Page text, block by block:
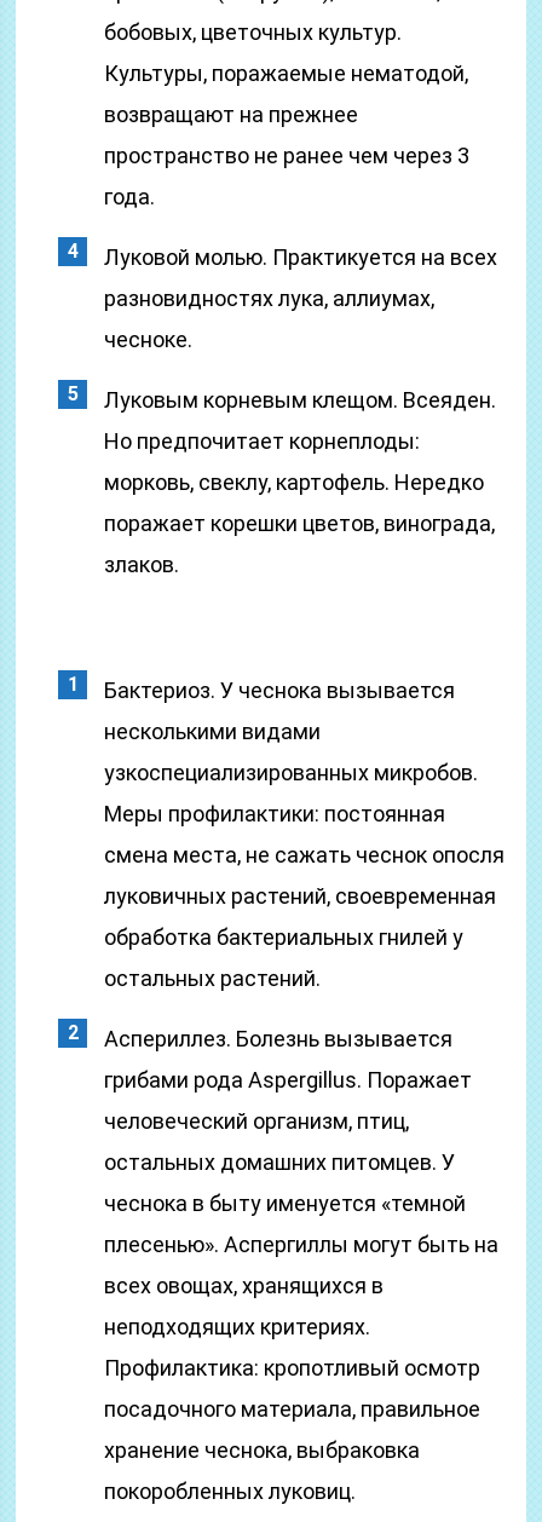
бобовых, цветочных культур.
Культуры, поражаемые нематодой,
возвращают на прежнее
пространство не ранее чем через 3
года.
Луковой молью. Практикуется на всех
разновидностях лука, аллиумах,
чесноке.
Луковым корневым клещом. Всеяден.
Но предпочитает корнеплоды:
морковь, свеклу, картофель. Нередко
поражает корешки цветов, винограда,
злаков.
Бактериоз. У чеснока вызывается
несколькими видами
узкоспециализированных микробов.
Меры профилактики: постоянная
смена места, не сажать чеснок опосля
луковичных растений, своевременная
обработка бактериальных гнилей у
остальных растений.
Аспериллез. Болезнь вызывается
грибами рода Aspergillus. Поражает
человеческий организм, птиц,
остальных домашних питомцев. У
чеснока в быту именуется «темной
плесенью». Аспергиллы могут быть на
всех овощах, хранящихся в
неподходящих критериях.
Профилактика: кропотливый осмотр
посадочного материала, правильное
хранение чеснока, выбраковка
покоробленных луковиц.